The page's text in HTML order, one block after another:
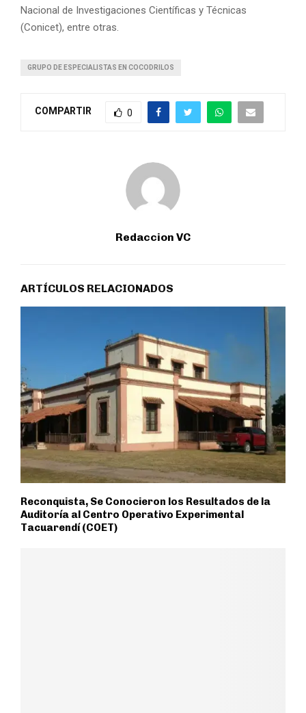
Nacional de Investigaciones Científicas y Técnicas
(Conicet), entre otras.
GRUPO DE ESPECIALISTAS EN COCODRILOS
COMPARTIR 0
Redaccion VC
ARTÍCULOS RELACIONADOS
Reconquista, Se Conocieron los Resultados de la
Auditoría al Centro Operativo Experimental
Tacuarendí (COET)